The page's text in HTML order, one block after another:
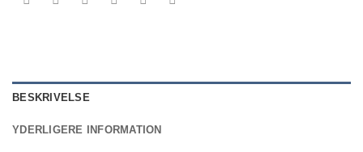
BESKRIVELSE
YDERLIGERE INFORMATION